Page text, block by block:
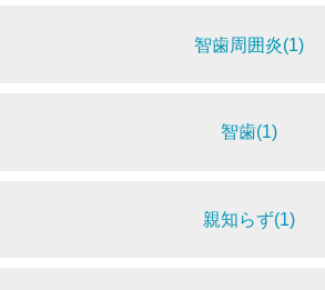
智歯周囲炎(1)
智歯(1)
親知らず(1)